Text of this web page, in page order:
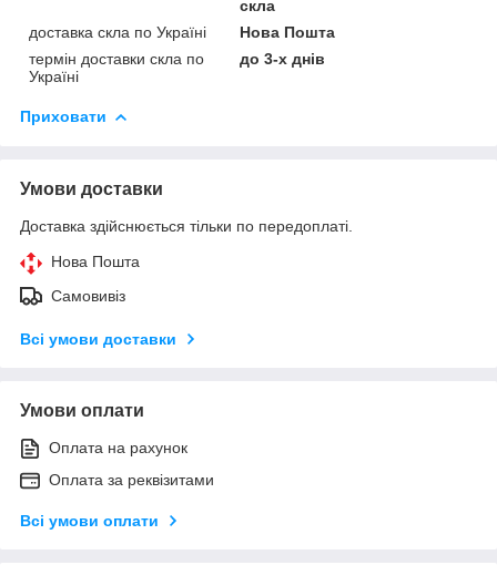
скла
доставка скла по Україні
Нова Пошта
термін доставки скла по
Україні
до 3-х днів
Приховати
Умови доставки
Доставка здійснюється тільки по передоплаті.
Нова Пошта
Самовивіз
Всі умови доставки
Умови оплати
Оплата на рахунок
Оплата за реквізитами
Всі умови оплати